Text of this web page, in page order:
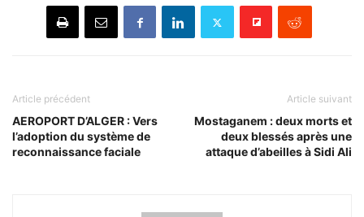
Article précédent
AEROPORT D’ALGER : Vers
l’adoption du système de
reconnaissance faciale
Article suivant
Mostaganem : deux morts et
deux blessés après une
attaque d’abeilles à Sidi Ali